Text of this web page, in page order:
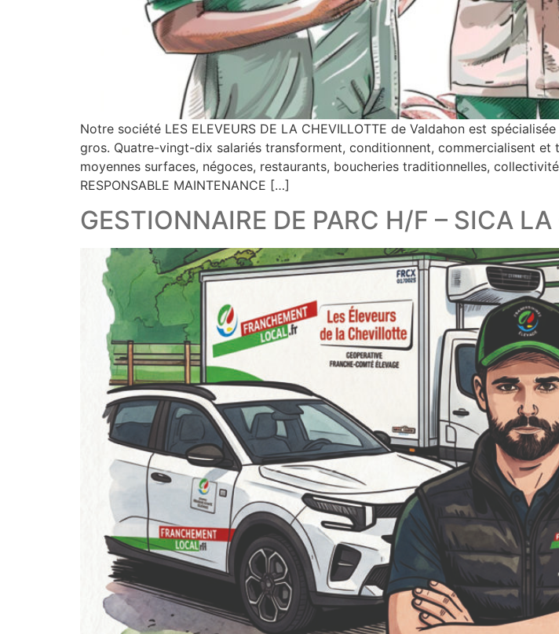
Notre société LES ELEVEURS DE LA CHEVILLOTTE de Valdahon est
gros. Quatre-vingt-dix salariés transforment, conditionnent, commercialisent
moyennes surfaces, négoces, restaurants, boucheries traditionnelles,
RESPONSABLE MAINTENANCE […]
GESTIONNAIRE DE PARC H/F – SICA